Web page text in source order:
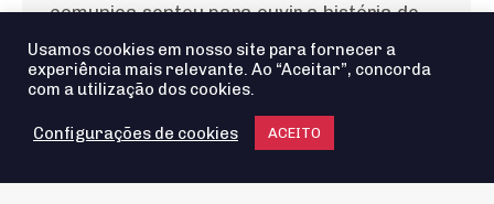
comunica sentou para ouvir a história de…
Usamos cookies em nosso site para fornecer a
experiência mais relevante. Ao “Aceitar”, concorda
com a utilização dos cookies.
Configurações de cookies ACEITO